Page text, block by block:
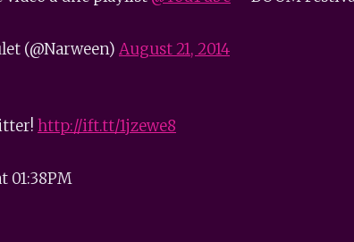
(@Narween) August 21, 2014
http://ift.tt/1jzewe8
01:38PM